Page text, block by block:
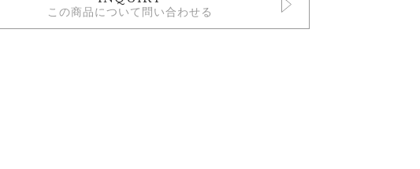
この商品について問い合わせる